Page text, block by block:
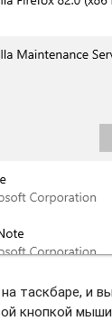
таскбаре, и
кнопкой